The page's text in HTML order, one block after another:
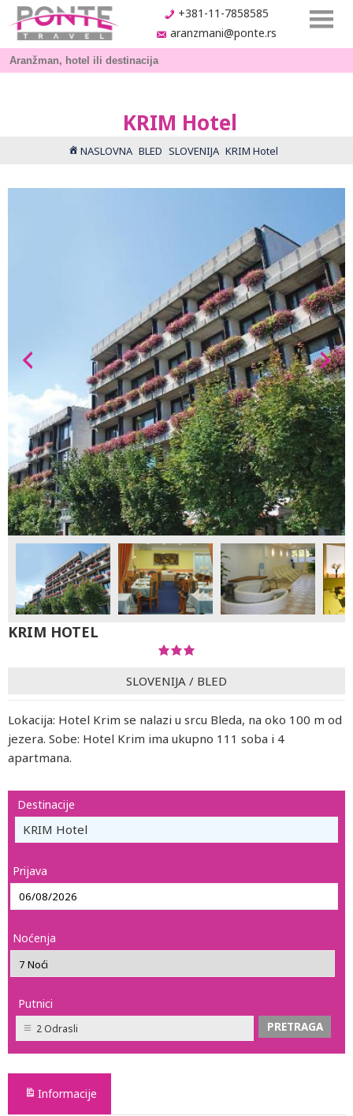
+381-11-7858585
aranzmani@ponte.rs
KRIM Hotel
NASLOVNA BLED SLOVENIJA KRIM Hotel
KRIM HOTEL
SLOVENIJA / BLED
Lokacija: Hotel Krim se nalazi u srcu Bleda, na oko 100 m od
jezera. Sobe: Hotel Krim ima ukupno 111 soba i 4
apartmana.
Destinacije
KRIM Hotel
Prijava
Noćenja
Putnici
2 Odrasli
Informacije